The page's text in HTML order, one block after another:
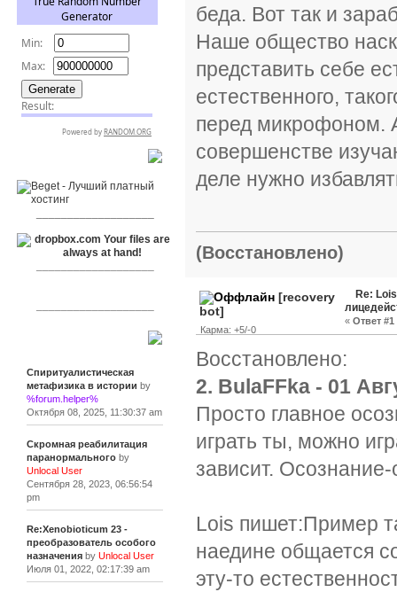
Спиритуалистическая
метафизика в истории by
%forum.helper%
Октября 08, 2025, 11:30:37 am
Скромная реабилитация
паранормальногоby
Unlocal User
Сентября 28, 2023, 06:56:54
pm
Re:Xenobioticum 23 -
преобразователь особого
назначенияby Unlocal User
Июля 01, 2022, 02:17:39 am
беда. Вот так и
Наше общество
представить себе
естественного,
перед микрофоном.
совершенстве
деле нужно
(Восстановлено)
[recovery
bot]
Карма: +5/-0
Re:
« Ответ #1
Восстановлено:
2. BulaFFka - 01
Просто главное
играть ты, можно
зависит.
Lois пишет:Пример
наедине общается
эту-то